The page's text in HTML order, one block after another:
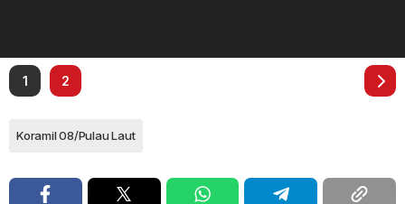
1 2
Koramil 08/Pulau Laut